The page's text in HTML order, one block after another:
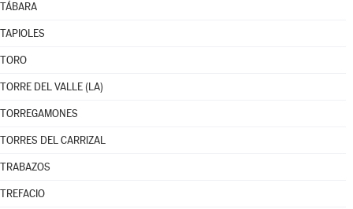
TÁBARA
TAPIOLES
TORO
TORRE DEL VALLE (LA)
TORREGAMONES
TORRES DEL CARRIZAL
TRABAZOS
TREFACIO